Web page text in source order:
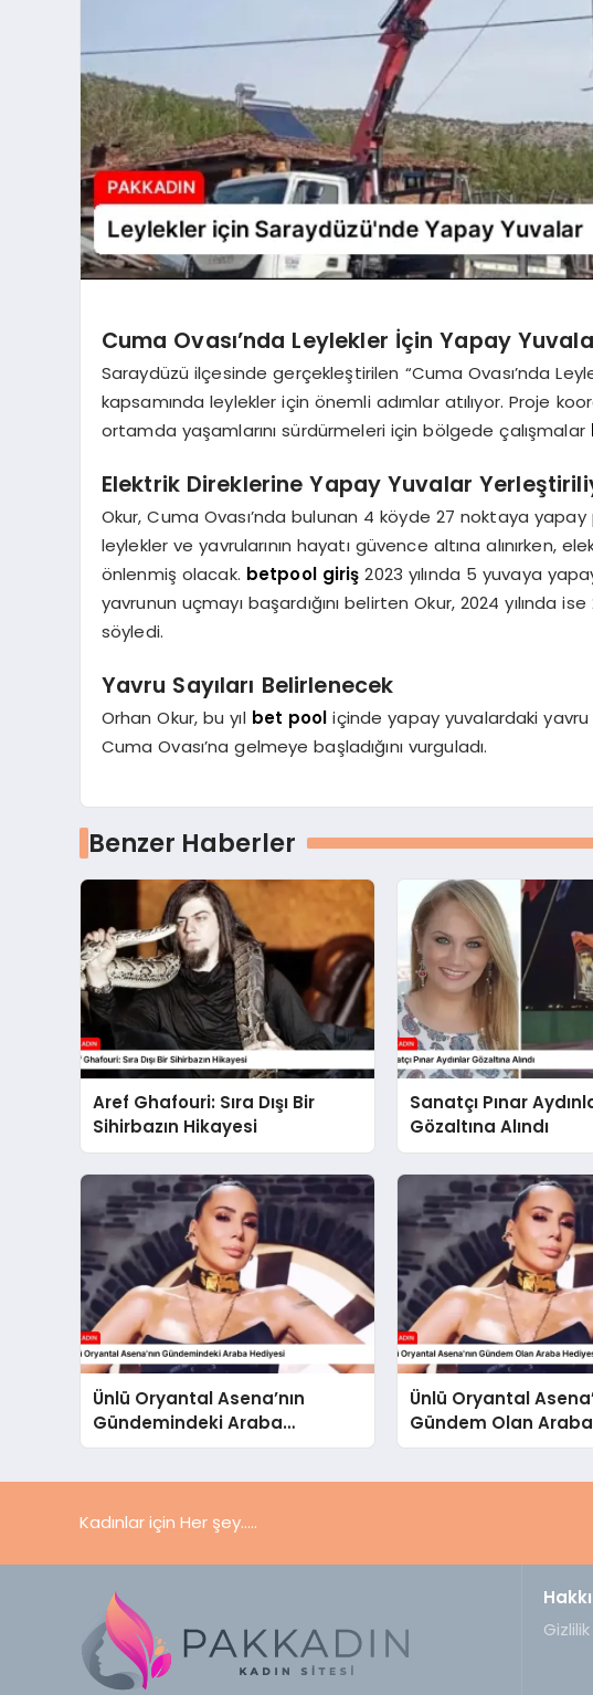
Cuma Ovası’nda Leylekler İçin Yapay
Saraydüzü ilçesinde gerçekleştirilen “Cuma Ovası’nda
kapsamında leylekler için önemli adımlar atılıyor. Proje
ortamda yaşamlarını sürdürmeleri için bölgede çalışmalar
Elektrik Direklerine Yapay Yuvalar
Okur, Cuma Ovası’nda bulunan 4 köyde 27 noktaya
leylekler ve yavrularının hayatı güvence altına alınırken,
önlenmiş olacak. betpool giriş 2023 yılında 5 yuvaya
yavrunun uçmayı başardığını belirten Okur, 2024 yılında
söyledi.
Yavru Sayıları Belirlenecek
Orhan Okur, bu yıl bet pool içinde yapay yuvalardaki yavru
Cuma Ovası’na gelmeye başladığını vurguladı.
Benzer Haberler
Aref Ghafouri: Sıra Dışı Bir
Sihirbazın Hikayesi
Sanatçı Pınar
Gözaltına Alındı
Ünlü Oryantal Asena’nın
Gündemindeki Araba
Hediyesi
Ünlü Oryantal
Gündem Olan
Kadınlar için Her şey.....